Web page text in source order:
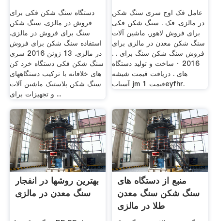
دستگاه سنگ شکن فکی برای
فروش در مالزی. سنگ شکن
سنگ برای فروش در مالزی.
استفاده سنگ شکن برای فروش
در مالزی. 13 ژوئن 2016 سری
سنگ شکن فکی دستگاه خرد کن
های خلاقانه با ترکیب دستگاههای
سنگ شکن پلاستیک ماشین آلات
و تجهیزات برای ...
عامل فک اوج سری سنگ شکن
در مالزی. فک . سنگ شکن فکی
برای فروش لاهور. ماشین آلات
سنگ شکن معدن در مالزی برای
فروش سنگ شکن سنگ برای . .
2016 · ساخت و توليد دستگاه
های . دریافت قیمت شیشه
آسیاب jm 1 قیمتeyfhr.
بهترین روشها در انفجار
سنگ معدن در مالزی
منبع از دستگاه های
سنگ شکن سنگ معدن
طلا در مالزی